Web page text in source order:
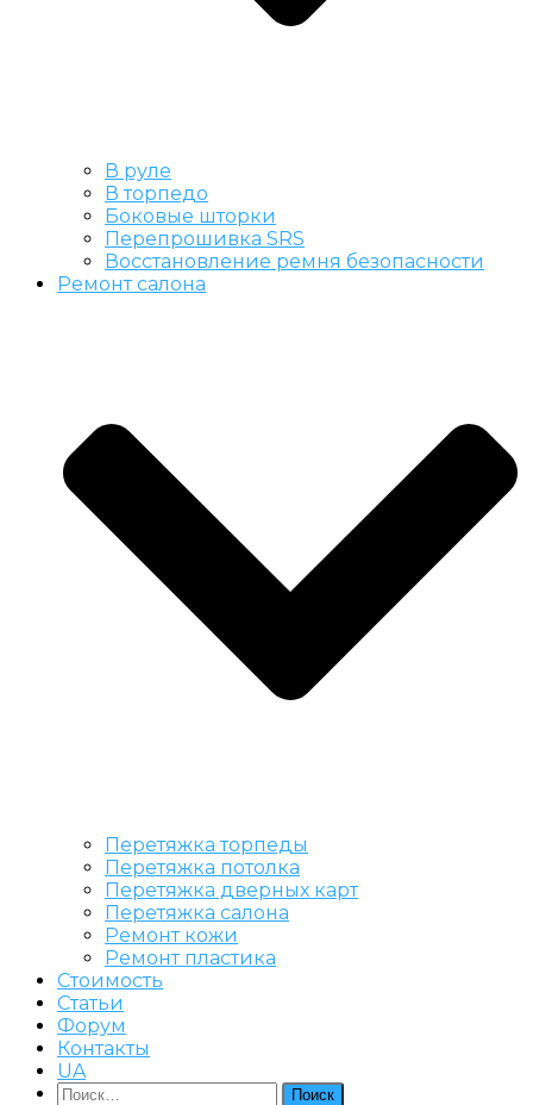
В руле
В торпедо
Боковые шторки
Перепрошивка SRS
Восстановление ремня безопасности
Ремонт салона
Перетяжка торпеды
Перетяжка потолка
Перетяжка дверных карт
Перетяжка салона
Ремонт кожи
Ремонт пластика
Стоимость
Статьи
Форум
Контакты
UA
Найти: